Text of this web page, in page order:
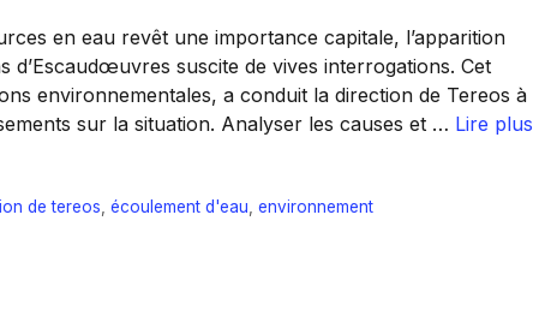
en eau revêt une importance capitale, l’apparition
d’Escaudœuvres suscite de vives interrogations. Cet
environnementales, a conduit la direction de Tereos à
sur la situation. Analyser les causes et … Lire plus
de tereos écoulement d'eau environnement